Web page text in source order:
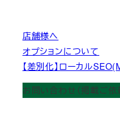
店舗様へ
オプションについて
【差別化】ローカル
お問い合わせ（掲載ご依